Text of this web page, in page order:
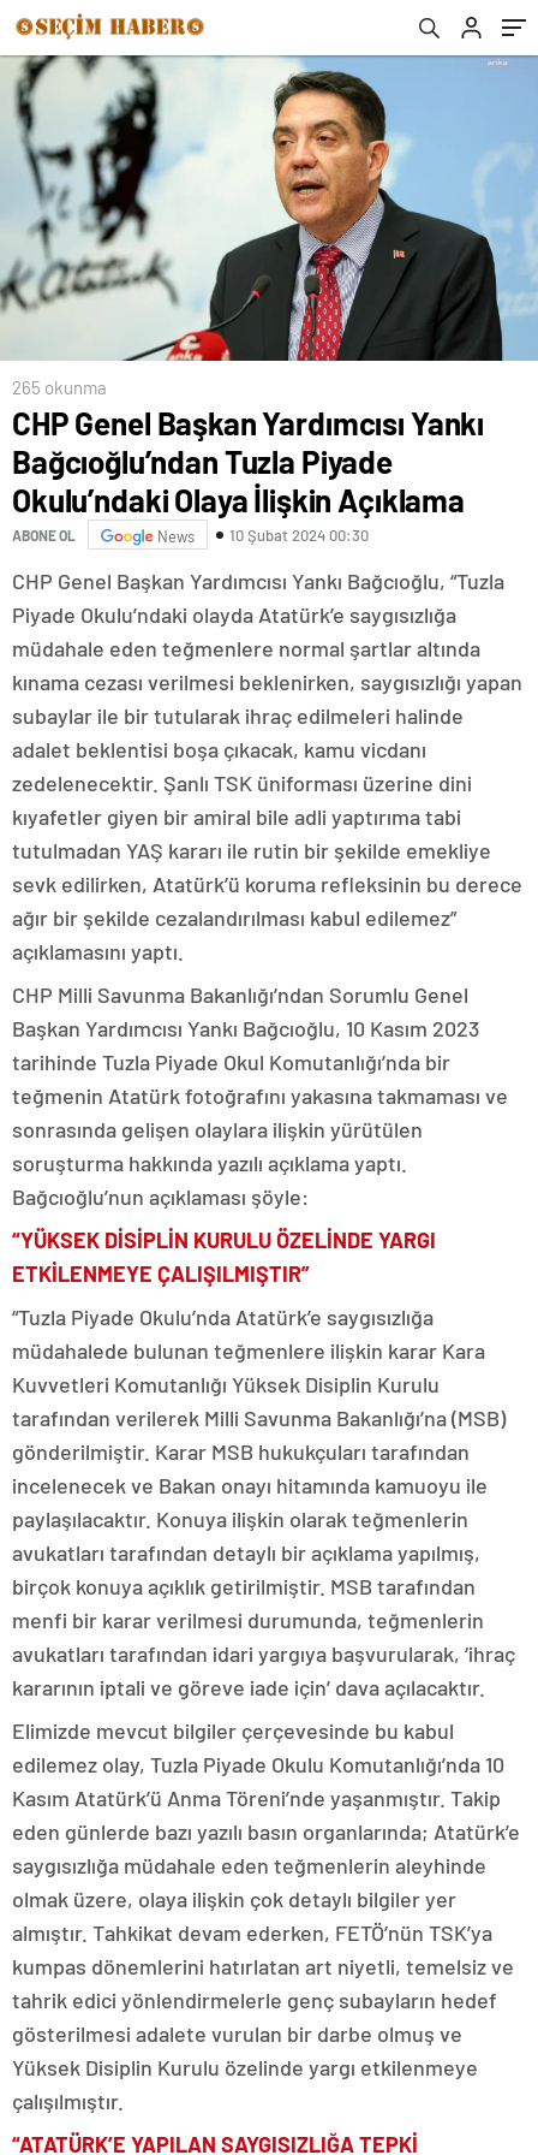
Olaya İlişkin Açıklama
265 okunma
CHP Genel Başkan Yardımcısı Yankı
Bağcıoğlu’ndan Tuzla Piyade
Okulu’ndaki Olaya İlişkin Açıklama
ABONE OL News 10 Şubat 2024 00:30
CHP Genel Başkan Yardımcısı Yankı Bağcıoğlu, “Tuzla
Piyade Okulu’ndaki olayda Atatürk’e saygısızlığa
müdahale eden teğmenlere normal şartlar altında
kınama cezası verilmesi beklenirken, saygısızlığı yapan
subaylar ile bir tutularak ihraç edilmeleri halinde
adalet beklentisi boşa çıkacak, kamu vicdanı
zedelenecektir. Şanlı TSK üniforması üzerine dini
kıyafetler giyen bir amiral bile adli yaptırıma tabi
tutulmadan YAŞ kararı ile rutin bir şekilde emekliye
sevk edilirken, Atatürk’ü koruma refleksinin bu derece
ağır bir şekilde cezalandırılması kabul edilemez”
açıklamasını yaptı.
CHP Milli Savunma Bakanlığı’ndan Sorumlu Genel
Başkan Yardımcısı Yankı Bağcıoğlu, 10 Kasım 2023
tarihinde Tuzla Piyade Okul Komutanlığı’nda bir
teğmenin Atatürk fotoğrafını yakasına takmaması ve
sonrasında gelişen olaylara ilişkin yürütülen
soruşturma hakkında yazılı açıklama yaptı.
Bağcıoğlu’nun açıklaması şöyle:
“YÜKSEK DİSİPLİN KURULU ÖZELİNDE YARGI
ETKİLENMEYE ÇALIŞILMIŞTIR”
“Tuzla Piyade Okulu’nda Atatürk’e saygısızlığa
müdahalede bulunan teğmenlere ilişkin karar Kara
Kuvvetleri Komutanlığı Yüksek Disiplin Kurulu
tarafından verilerek Milli Savunma Bakanlığı’na (MSB)
gönderilmiştir. Karar MSB hukukçuları tarafından
incelenecek ve Bakan onayı hitamında kamuoyu ile
paylaşılacaktır. Konuya ilişkin olarak teğmenlerin
avukatları tarafından detaylı bir açıklama yapılmış,
birçok konuya açıklık getirilmiştir. MSB tarafından
menfi bir karar verilmesi durumunda, teğmenlerin
avukatları tarafından idari yargıya başvurularak, ‘ihraç
kararının iptali ve göreve iade için’ dava açılacaktır.
Elimizde mevcut bilgiler çerçevesinde bu kabul
edilemez olay, Tuzla Piyade Okulu Komutanlığı’nda 10
Kasım Atatürk’ü Anma Töreni’nde yaşanmıştır. Takip
eden günlerde bazı yazılı basın organlarında; Atatürk’e
saygısızlığa müdahale eden teğmenlerin aleyhinde
olmak üzere, olaya ilişkin çok detaylı bilgiler yer
almıştır. Tahkikat devam ederken, FETÖ’nün TSK’ya
kumpas dönemlerini hatırlatan art niyetli, temelsiz ve
tahrik edici yönlendirmelerle genç subayların hedef
gösterilmesi adalete vurulan bir darbe olmuş ve
Yüksek Disiplin Kurulu özelinde yargı etkilenmeye
çalışılmıştır.
“ATATÜRK’E YAPILAN SAYGISIZLIĞA TEPKİ